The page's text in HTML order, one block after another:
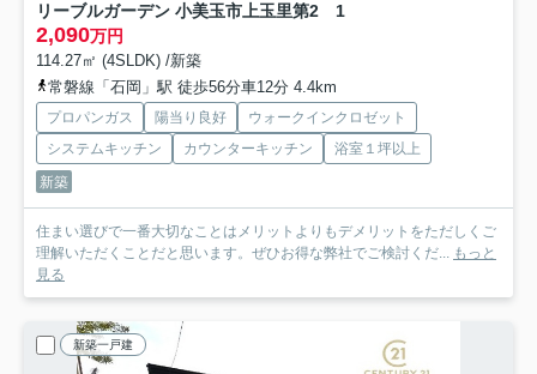
リーブルガーデン 小美玉市上玉里第2 1
2,090万円
114.27㎡ (4SLDK) /新築
常磐線「石岡」駅 徒歩56分車12分 4.4km
プロパンガス 陽当り良好
ウォークインクロゼット
システムキッチン
カウンターキッチン
浴室１坪以上
新築
住まい選びで一番大切なことはメリットよりもデメリットをただしくご
理解いただくことだと思います。ぜひお得な弊社でご検討くだ... もっと
見る
新築一戸建